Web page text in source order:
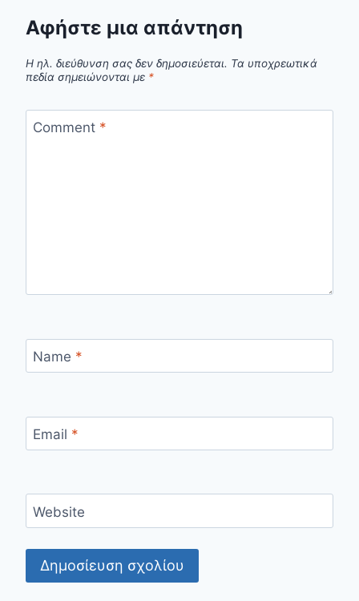
Αφήστε μια απάντηση
Η ηλ. διεύθυνση σας δεν δημοσιεύεται. Τα υποχρεωτικά
πεδία σημειώνονται με *
Comment *
Name *
Email *
Website